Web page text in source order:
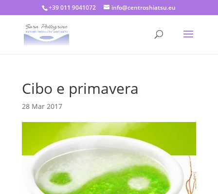
+39 011 9041072 info@centroshiatsu.eu
Cibo e primavera
28 Mar 2017